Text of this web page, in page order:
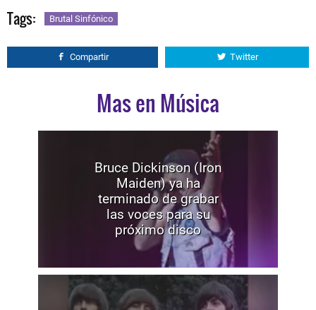
Tags: Brutal Sinfónico
Compartir Twitter
Mas en Música
Bruce Dickinson (Iron
Maiden) ya ha
terminado de grabar
las voces para su
próximo disco